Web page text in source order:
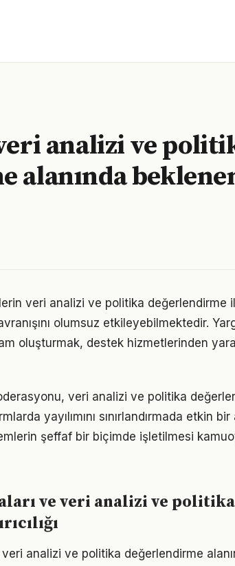
analizi ve
alanında
veri analizi ve politika değerlendirme
olumsuz etkileyebilmektedir.
oluşturmak, destek hizmetlerinden
veri analizi ve politika
yayılımını sınırlandırmada etkin
şeffaf bir biçimde işletilmesi
ve veri analizi ve politika
analizi ve politika değerlendirme